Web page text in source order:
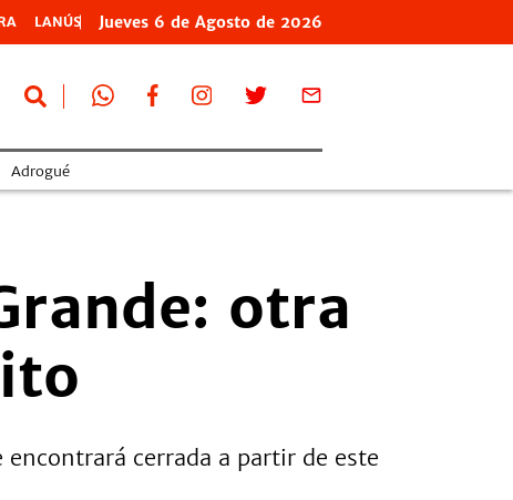
LANÚS Jueves 6 de Agosto de 2026
Adrogué
otra
cerrada a partir de este